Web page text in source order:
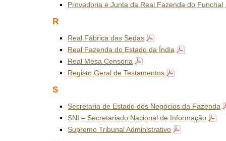
Provedoria e Junta da Real Fazenda do Funchal
R
Real Fábrica das Sedas
Real Fazenda do Estado da Índia
Real Mesa Censória
Registo Geral de Testamentos
S
Secretaria de Estado dos Negócios da Fazenda
SNI – Secretariado Nacional de Informação
Supremo Tribunal Administrativo